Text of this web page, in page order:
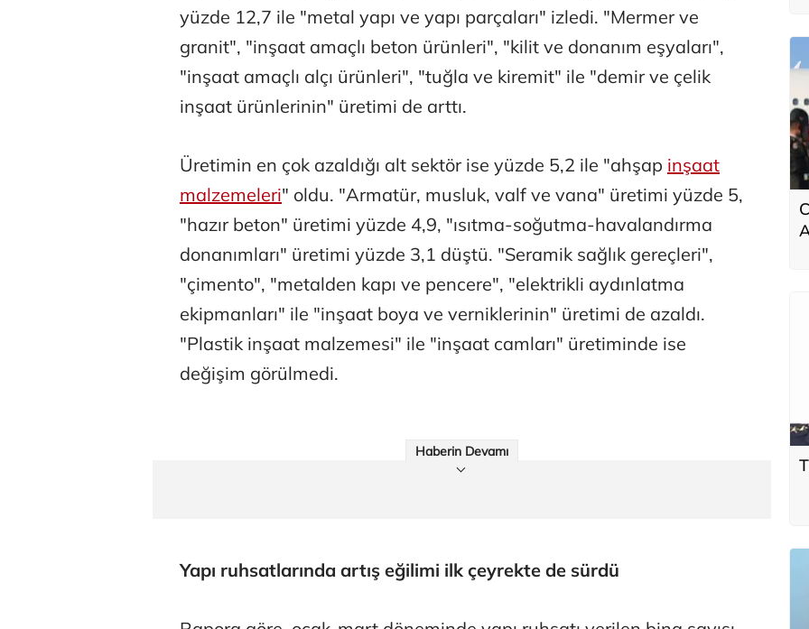
yüzde 12,7 ile "metal yapı ve yapı parçaları" izledi. "Mermer ve
granit", "inşaat amaçlı beton ürünleri", "kilit ve donanım eşyaları",
"inşaat amaçlı alçı ürünleri", "tuğla ve kiremit" ile "demir ve çelik
inşaat ürünlerinin" üretimi de arttı.
Üretimin en çok azaldığı alt sektör ise yüzde 5,2 ile "ahşap inşaat
malzemeleri" oldu. "Armatür, musluk, valf ve vana" üretimi yüzde 5,
"hazır beton" üretimi yüzde 4,9, "ısıtma-soğutma-havalandırma
donanımları" üretimi yüzde 3,1 düştü. "Seramik sağlık gereçleri",
"çimento", "metalden kapı ve pencere", "elektrikli aydınlatma
ekipmanları" ile "inşaat boya ve verniklerinin" üretimi de azaldı.
"Plastik inşaat malzemesi" ile "inşaat camları" üretiminde ise
değişim görülmedi.
Haberin Devamı
Yapı ruhsatlarında artış eğilimi ilk çeyrekte de sürdü